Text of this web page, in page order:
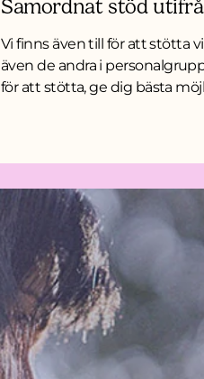
Samordnat stöd
Vi finns även till för att stötta
även de andra i
för att stötta, ge dig bästa